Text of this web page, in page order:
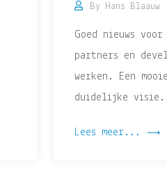
By Hans Blaauw
Goed nieuws
partners en
werken. Een
duidelijke visie.
Lees meer...